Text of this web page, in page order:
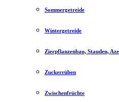
Sommergetreide
Wintergetreide
Zierpflanzenbau, Stauden,
Zuckerrüben
Zwischenfrüchte